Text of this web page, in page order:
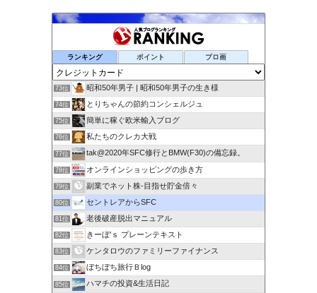
ランキング ポイント ブロ画
73位 昭和50年男子 | 昭和50年男子の生き様
74位 とりちゃんの節約コンシェルジュ
75位 簡単に稼ぐ欧米輸入ブログ
76位 私たちのクレカ大戦
77位 tak@2020年SFC修行とBMW(F30)の備忘録。
78位 オンラインショッピングの歩き方
79位 副業でネット株-目指せ貯金倍々
80位 セントレアからSFC
81位 老後破産脱出マニュアル
82位 きーぼ’ｓ プレーンテキスト
83位 ケンタロウのファミリーファイナンス
84位 ぼちぼち旅行Ｂlog
85位 ハマチの投資&生活日記